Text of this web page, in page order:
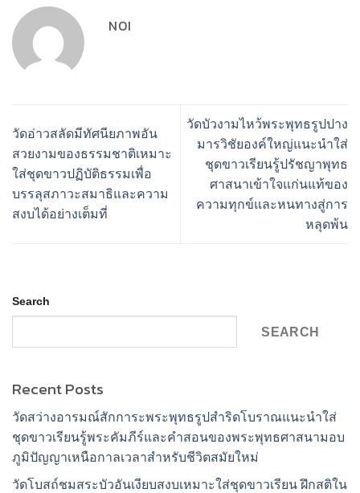
NOI
วัดอ่าวสลัดมีทัศนียภาพอัน
สวยงามของธรรมชาติเหมาะ
ใส่ชุดขาวปฏิบัติธรรมเพื่อ
บรรลุสภาวะสมาธิและความ
สงบได้อย่างเต็มที่
วัดบัวงามไหว้พระพุทธรูปปาง
มารวิชัยองค์ใหญ่แนะนำใส่
ชุดขาวเรียนรู้ปรัชญาพุทธ
ศาสนาเข้าใจแก่นแท้ของ
ความทุกข์และหนทางสู่การ
หลุดพ้น
Search
SEARCH
Recent Posts
วัดสว่างอารมณ์สักการะพระพุทธรูปสำริดโบราณแนะนำใส่
ชุดขาวเรียนรู้พระคัมภีร์และคำสอนของพระพุทธศาสนามอบ
ภูมิปัญญาเหนือกาลเวลาสำหรับชีวิตสมัยใหม่
วัดโบสถ์ชมสระบัวอันเงียบสงบเหมาะใส่ชุดขาวเรียน ฝึกสติใน